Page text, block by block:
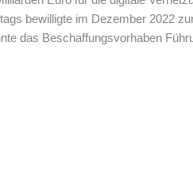
bewilligte im Dezember 2022
das Beschaffungsvorhaben